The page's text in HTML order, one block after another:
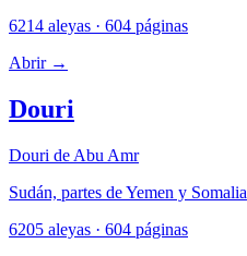
6214 aleyas · 604 páginas
Abrir →
Douri
Douri de Abu Amr
Sudán, partes de Yemen y Somalia
6205 aleyas · 604 páginas